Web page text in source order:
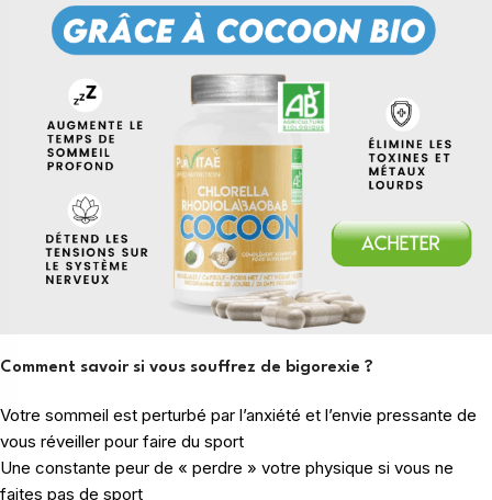
Comment savoir si vous souffrez de bigorexie ?
Votre sommeil est perturbé par l’anxiété et l’envie pressante de
vous réveiller pour faire du sport
Une constante peur de « perdre » votre physique si vous ne
faites pas de sport